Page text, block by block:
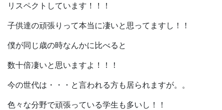
リスペクトしています！！！
子供達の頑張りって本当に凄いと思ってますし！！
僕が同じ歳の時なんかに比べると
数十倍凄いと思いますよ！！！
今の世代は・・・と言われる方も居られますが。。
色々な分野で頑張っている学生も多いし！！